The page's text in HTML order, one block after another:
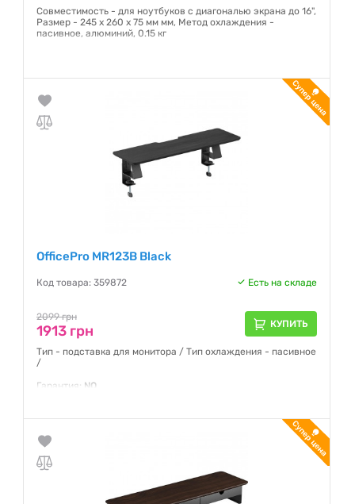
Совместимость - для ноутбуков с диагональю экрана до 16",
Размер - 245 x 260 x 75 мм мм, Метод охлаждения -
пасивное, алюминий, 0.15 кг
OfficePro MR123B Black
Код товара: 359872 Есть на складе
2099 грн
1913 грн КУПИТЬ
Тип - подставка для монитора / Тип охлаждения - пасивное
/
Гарантия: NO